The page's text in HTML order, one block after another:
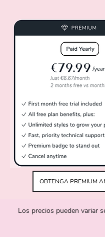
OBTENGA PREMIUM
Los precios pueden variar